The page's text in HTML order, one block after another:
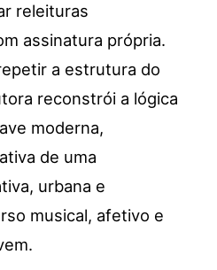
releituras
assinatura própria.
a estrutura do
reconstrói a lógica
moderna,
de uma
urbana e
musical, afetivo e